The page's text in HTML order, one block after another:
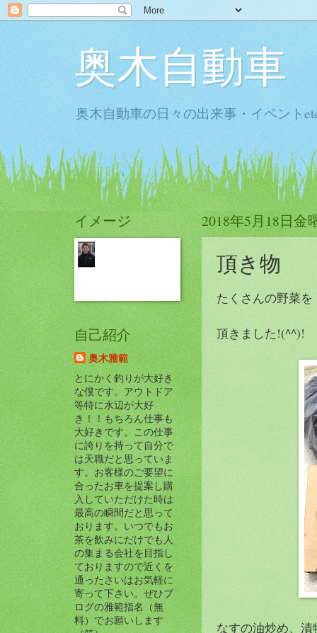
奥木自動車
奥木自動車の日々の出来事・イベント
2018年5月18日金
頂き物
たくさんの野菜を
頂きました!(^^)!
なすの油炒め、漬
イメージ
自己紹介
奥木雅範
とにかく釣りが大好き
な僕です。アウトドア
等特に水辺が大好
き！！もちろん仕事も
大好きです。この仕事
に誇りを持って自分で
は天職だと思っていま
す。お客様のご要望に
合ったお車を提案し購
入していただけた時は
最高の瞬間だと思って
おります。いつでもお
茶を飲みにだけでも人
の集まる会社を目指し
ておりますので近くを
通ったさいはお気軽に
寄って下さい。ぜひブ
ログの雅範指名（無
料）でお願いします